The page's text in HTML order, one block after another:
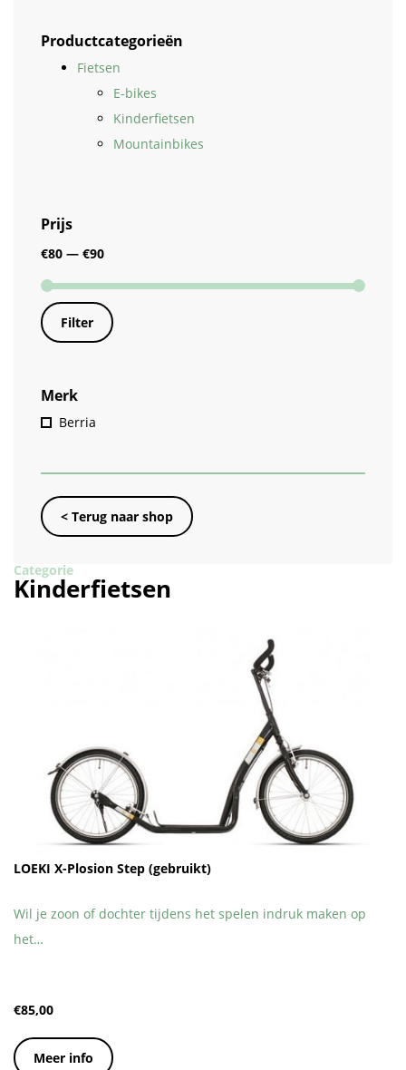
Productcategorieën
Fietsen
E-bikes
Kinderfietsen
Mountainbikes
Prijs
€80 — €90
Filter
Merk
Berria
< Terug naar shop
Categorie
Kinderfietsen
LOEKI X-Plosion Step (gebruikt)
Wil je zoon of dochter tijdens het spelen indruk maken op
het…
€85,00
Meer info